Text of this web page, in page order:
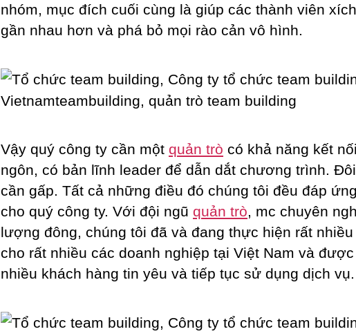
nhóm, mục đích cuối cùng là giúp các thành viên
gần nhau hơn và phá bỏ mọi rào cản vô hình.
Vậy quý công ty cần một quản trò có khả năng kết
ngôn, có bản lĩnh leader để dẫn dắt chương trình.
cần gấp. Tất cả những điều đó chúng tôi đều đáp
cho quý công ty. Với đội ngũ quản trò, mc chuyên
lượng đông, chúng tôi đã và đang thực hiện rất
cho rất nhiều các doanh nghiệp tại Việt Nam và
nhiều khách hàng tin yêu và tiếp tục sử dụng dịch vụ.